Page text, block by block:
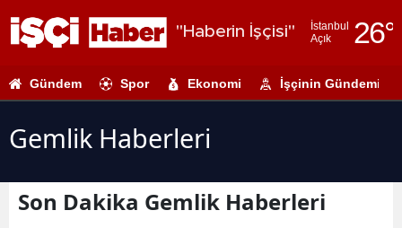
"Haberin İşçisi"
İstanbul
Açık
26°
Adıyaman
Gündem Spor Ekonomi İşçinin Gündemi
Gemlik Haberleri
Son Dakika Gemlik Haberleri